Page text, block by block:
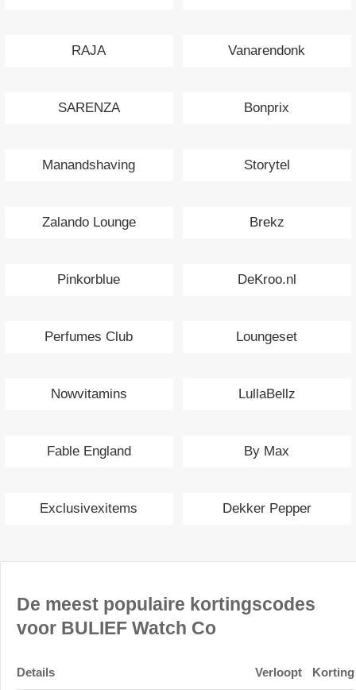
RAJA Vanarendonk
SARENZA Bonprix
Manandshaving Storytel
Zalando Lounge Brekz
Pinkorblue DeKroo.nl
Perfumes Club Loungeset
Nowvitamins LullaBellz
Fable England By Max
Exclusivexitems Dekker Pepper
De meest populaire kortingscodes
voor BULIEF Watch Co
Details Verloopt Korting